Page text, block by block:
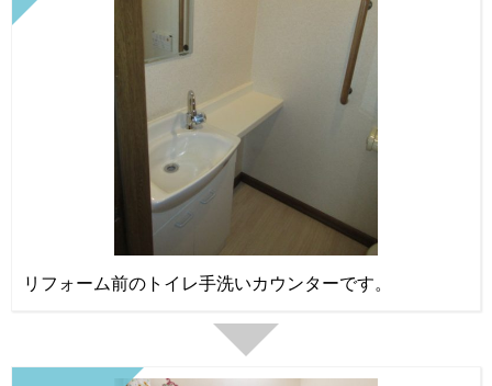
リフォーム前のトイレ手洗いカウンターです。